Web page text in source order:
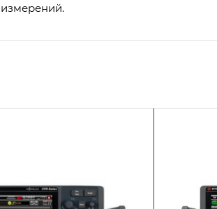
измерений.